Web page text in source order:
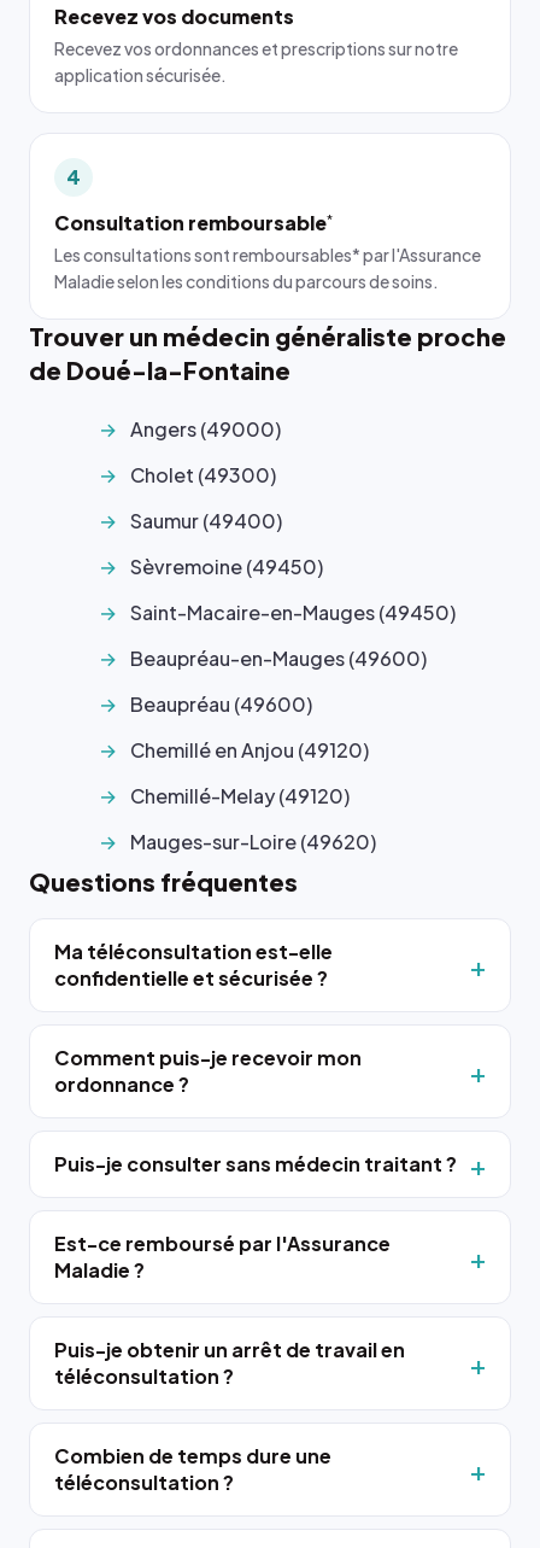
Recevez vos documents
Recevez vos ordonnances et prescriptions sur notre
application sécurisée.
4
Consultation remboursable*
Les consultations sont remboursables* par l'Assurance
Maladie selon les conditions du parcours de soins.
Trouver un médecin généraliste proche
de Doué-la-Fontaine
Angers (49000)
Cholet (49300)
Saumur (49400)
Sèvremoine (49450)
Saint-Macaire-en-Mauges (49450)
Beaupréau-en-Mauges (49600)
Beaupréau (49600)
Chemillé en Anjou (49120)
Chemillé-Melay (49120)
Mauges-sur-Loire (49620)
Questions fréquentes
Ma téléconsultation est-elle
confidentielle et sécurisée ?
Comment puis-je recevoir mon
ordonnance ?
Puis-je consulter sans médecin traitant ?
Est-ce remboursé par l'Assurance
Maladie ?
Puis-je obtenir un arrêt de travail en
téléconsultation ?
Combien de temps dure une
téléconsultation ?